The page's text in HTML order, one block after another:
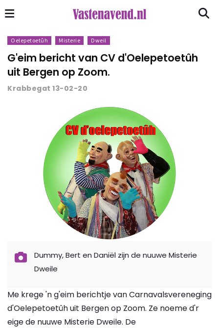
Oelepetoetûh Misterie Dweil
G'eim bericht van CV d'Oelepetoetûh
uit Bergen op Zoom.
Krabbegat 13-02-20
Dummy, Bert en Daniël zijn de nuuwe Misterie
Dweile
Me krege 'n g'eim berichtje van Carnavalsvereneging
d'Oelepetoetûh uit Bergen op Zoom. Ze noeme d'r
eige de nuuwe Misterie Dweile. De